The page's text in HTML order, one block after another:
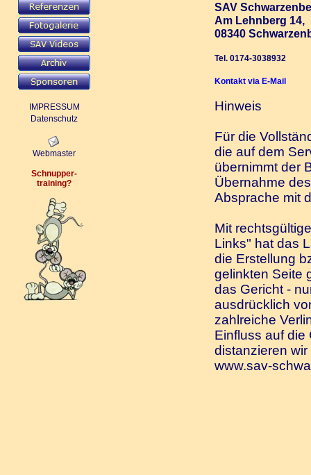
IMPRESSUM
Datenschutz
Webmaster
Schnupper-
training?
SAV
Am Lehnberg 14,
08340
Tel. 0174-3038932
Kontakt via E-Mail
Hinweis
Für die
die auf dem
übernimmt der
Übernahme
Absprache mit
Mit
Links" hat das
die Erstellung
gelinkten Seite
das Gericht -
ausdrücklich
zahlreiche
Einfluss auf die
distanzieren
www.sav-